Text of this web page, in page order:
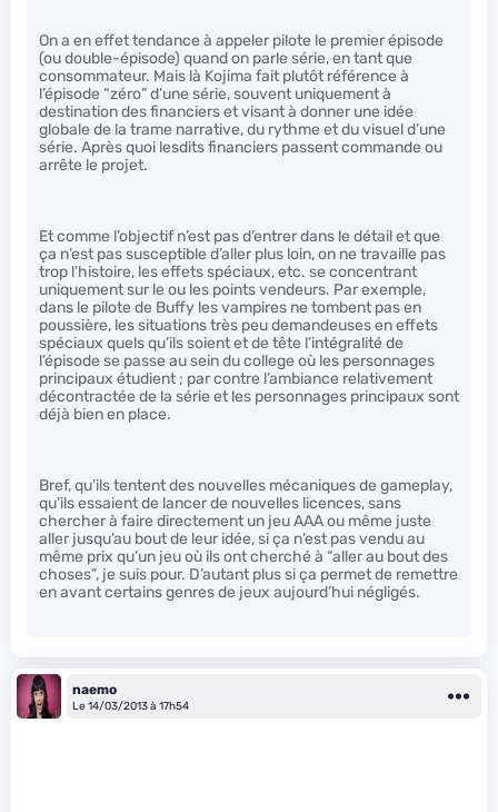
On a en effet tendance à appeler pilote le premier épisode
(ou double-épisode) quand on parle série, en tant que
consommateur. Mais là Kojima fait plutôt référence à
l’épisode “zéro” d’une série, souvent uniquement à
destination des financiers et visant à donner une idée
globale de la trame narrative, du rythme et du visuel d’une
série. Après quoi lesdits financiers passent commande ou
arrête le projet.
Et comme l’objectif n’est pas d’entrer dans le détail et que
ça n’est pas susceptible d’aller plus loin, on ne travaille pas
trop l’histoire, les effets spéciaux, etc. se concentrant
uniquement sur le ou les points vendeurs. Par exemple,
dans le pilote de Buffy les vampires ne tombent pas en
poussière, les situations très peu demandeuses en effets
spéciaux quels qu’ils soient et de tête l’intégralité de
l’épisode se passe au sein du college où les personnages
principaux étudient ; par contre l’ambiance relativement
décontractée de la série et les personnages principaux sont
déjà bien en place.
Bref, qu’ils tentent des nouvelles mécaniques de gameplay,
qu’ils essaient de lancer de nouvelles licences, sans
chercher à faire directement un jeu AAA ou même juste
aller jusqu’au bout de leur idée, si ça n’est pas vendu au
même prix qu’un jeu où ils ont cherché à “aller au bout des
choses”, je suis pour. D’autant plus si ça permet de remettre
en avant certains genres de jeux aujourd’hui négligés.
naemo
Le 14/03/2013 à 17h54